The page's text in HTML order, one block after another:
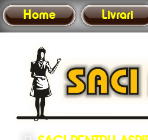
Home Livrari